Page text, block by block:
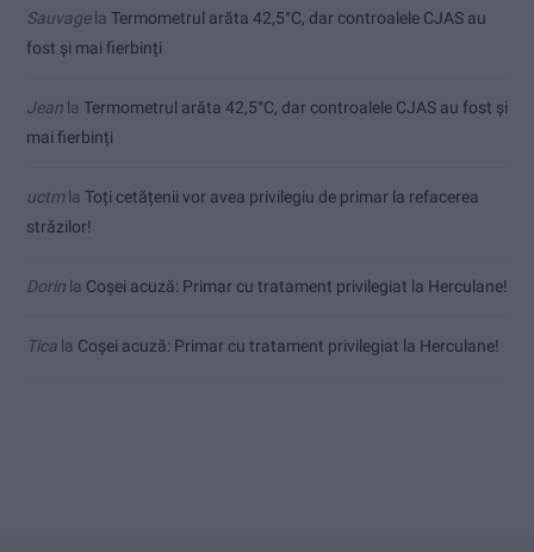
Sauvagela Termometrul arăta 42,5°C, dar controalele CJAS au
fost și mai fierbinți
Jean la Termometrul arăta 42,5°C, dar controalele CJAS au fost și
mai fierbinți
uctmla Toți cetățenii vor avea privilegiu de primar la refacerea
străzilor!
Dorin la Coșei acuză: Primar cu tratament privilegiat la Herculane!
Tica la Coșei acuză: Primar cu tratament privilegiat la Herculane!